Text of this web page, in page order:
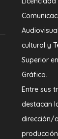
cultural y
Superior
Gráfico.
Entre sus
destacan
dirección/